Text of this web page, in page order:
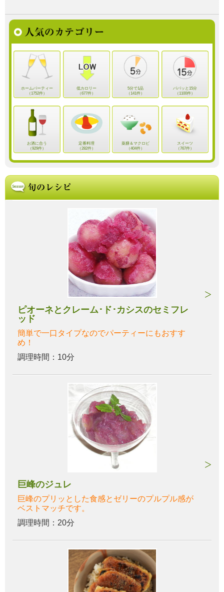
ホームパーティー
（1752件）
低カロリー
（677件）
5分で1品
（141件）
パパッと15分
（1100件）
お酒に合う
（929件）
定番料理
（282件）
薬膳＆マクロビ
（404件）
スイーツ
（767件）
ピオーネとクレーム･ド･カシスのセミフレ
ッド
簡単で一口タイプなのでパーティーにもおすす
め！
調理時間：10分
巨峰のジュレ
巨峰のプリッとした食感とゼリーのプルプル感が
ベストマッチです。
調理時間：20分